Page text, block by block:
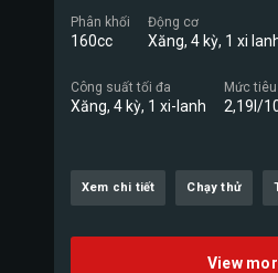
Phân khối
160cc
Động cơ
Xăng, 4 kỳ, 1 xi
Công suất tối đa
Xăng, 4 kỳ, 1 xi-lanh
Mức
2,19l/
Xem chi tiết Chạy thử
View